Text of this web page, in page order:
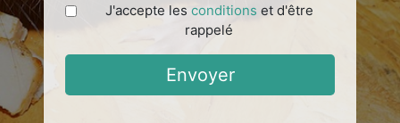
J'accepte les conditions et d'être
rappelé
Envoyer